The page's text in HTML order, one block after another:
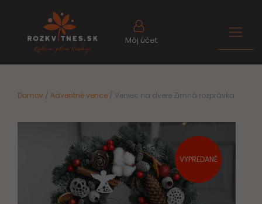
Môj účet
VYPREDANÉ
Domov / Adventné vence / Veniec na dvere Zimná rozprávka